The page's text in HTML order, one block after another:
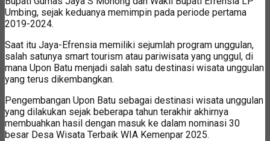
Umbing, sejak keduanya memimpin pada periode pertama
2019-2024.
Saat itu Jaya-Efrensia memiliki sejumlah program unggulan,
salah satunya smart tourism atau pariwisata yang unggul, di
mana Upon Batu menjadi salah satu destinasi wisata unggulan
yang terus dikembangkan.
Pengembangan Upon Batu sebagai destinasi wisata unggulan
yang dilakukan sejak beberapa tahun terakhir akhirnya
membuahkan hasil dengan masuk ke dalam nominasi 30
besar Desa Wisata Terbaik WIA Kemenpar 2025.